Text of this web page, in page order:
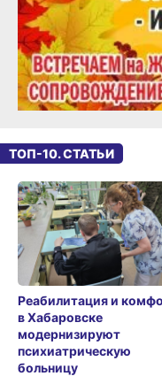
ТОП-10. СТАТЬИ
Реабилитация и
в Хабаровске
модернизируют
психиатрическую
больницу